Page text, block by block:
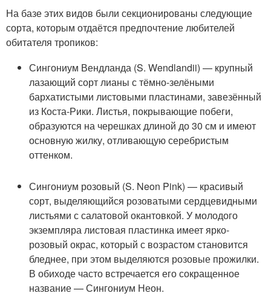
На базе этих видов были секционированы следующие
сорта, которым отдаётся предпочтение любителей
обитателя тропиков:
Сингониум Вендланда (S. Wendlandii) — крупный
лазающий сорт лианы с тёмно-зелёными
бархатистыми листовыми пластинами, завезённый
из Коста-Рики. Листья, покрывающие побеги,
образуются на черешках длиной до 30 см и имеют
основную жилку, отливающую серебристым
оттенком.
Сингониум розовый (S. Neon Pink) — красивый
сорт, выделяющийся розоватыми сердцевидными
листьями с салатовой окантовкой. У молодого
экземпляра листовая пластинка имеет ярко-
розовый окрас, который с возрастом становится
бледнее, при этом выделяются розовые прожилки.
В обиходе часто встречается его сокращенное
название — Сингониум Неон.